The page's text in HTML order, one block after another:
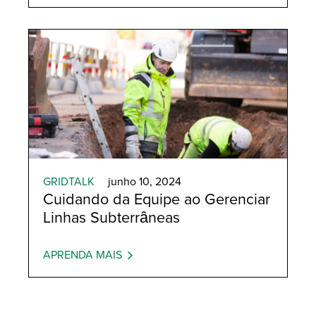
GRIDTALK junho 10, 2024
Cuidando da Equipe ao Gerenciar
Linhas Subterrâneas
APRENDA MAIS